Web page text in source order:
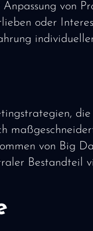
von
oder
von Big
Bestandteil